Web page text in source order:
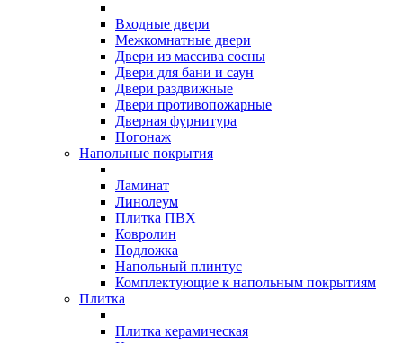
Входные двери
Межкомнатные двери
Двери из массива сосны
Двери для бани и саун
Двери раздвижные
Двери противопожарные
Дверная фурнитура
Погонаж
Напольные покрытия
Ламинат
Линолеум
Плитка ПВХ
Ковролин
Подложка
Напольный плинтус
Комплектующие к напольным покрытиям
Плитка
Плитка керамическая